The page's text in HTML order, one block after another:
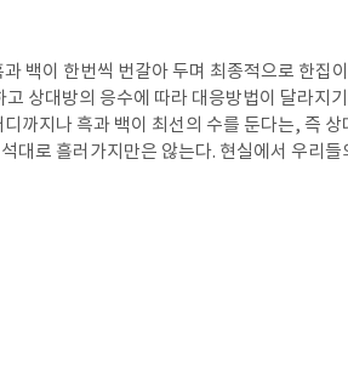
디인지 규정하는 것은 불가능하다’(106-
우리와는 다른 그들 만의 연구 풍토 등을 알
질과 현상을 이해하게 만들어준다고 답하고
다루는 학문만 아니라 인문사회학에도 수식
학이란 알게 모르게 우리의 실생활과 떼어
백이 한번씩 번갈아 두며 최종적으로 한집
상대방의 응수에 따라 대응방법이 달라지
까지나 흑과 백이 최선의 수를 둔다는, 즉
대로 흘러가지만은 않는다. 현실에서 우리들
과는 시간이 말해주기 때문이다. [미생]이 처
마음에 들었다. 기보의 해설을 읽는 것은
[미생]이 막을 내렸다. 원인터에서 정직원
아닌 완생을 향해 나가는 여정이었다. 또한
밖에 없었던 자신에 대한 분노와 아픔을 마주
[미생]이었는데 시즌2로 접어들면서 마음